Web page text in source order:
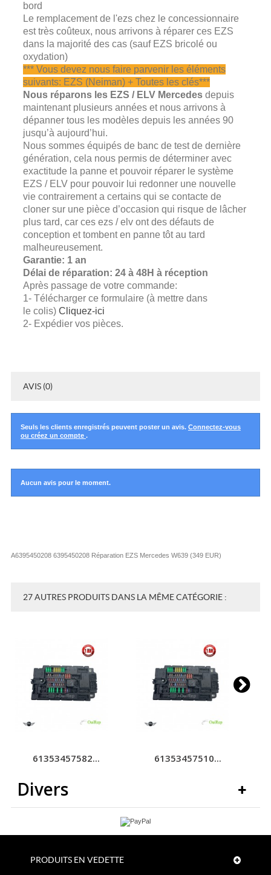
bord
Le remplacement de l'ezs chez le concessionnaire
est très coûteux, nous arrivons à réparer ces EZS
dans la majorité des cas (sauf EZS bricolé ou
oxydation)
*** Vous devez nous faire parvenir les éléments
suivants: EZS (Neiman) + Toutes les clés***
Nous réparons les EZS / ELV Mercedesdepuis
maintenant plusieurs années et nous arrivons à
dépanner tous les modèles depuis les années 90
jusqu’à aujourd’hui.
Nous sommes équipés de banc de test de dernière
génération, cela nous permis de déterminer avec
exactitude la panne et pouvoir réparer le système
EZS / ELV pour pouvoir lui redonner une nouvelle
vie contrairement a certains qui se contacte de
cloner sur une pièce d’occasion qui risque de lâcher
plus tard, car ces ezs / elv ont des défauts de
conception et tombent en panne tôt au tard
malheureusement.
Garantie: 1 an
Délai de réparation: 24 à 48H à réception
Après passage de votre commande:
1- Télécharger ce formulaire (à mettre dans
le colis) Cliquez-ici
2- Expédier vos pièces.
AVIS (0)
Seuls les clients enregistrés peuvent poster un avis. Connectez-vous
ou créez un compte .
Aucun avis pour le moment.
A6395450208 6395450208 Réparation EZS Mercedes W639 (349 EUR)
27 AUTRES PRODUITS DANS LA MÊME CATÉGORIE :
61353457582... 61353457510...
Divers
PRODUITS EN VEDETTE